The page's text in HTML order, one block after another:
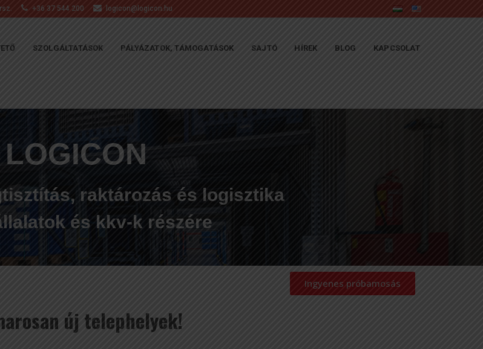
+36 37 544 200 logicon@logicon.hu
SZOLGÁLTATÁSOK PÁLYÁZATOK, TÁMOGATÁSOK SAJTÓ HÍREK BLOG KAPCSOLAT
LOGICON
raktározás és logisztika
és kkv-k részére
Ingyenes próbamosás
új telephelyek!